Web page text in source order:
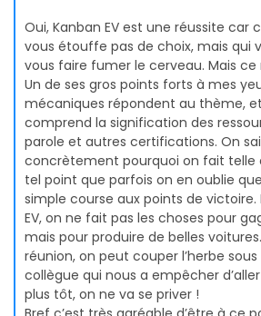
Oui, Kanban EV est une réussite car
vous étouffe pas de choix, mais qui
vous faire fumer le cerveau. Mais ce
Un de ses gros points forts à mes
mécaniques répondent au thème,
comprend la signification des
parole et autres certifications. On
concrètement pourquoi on fait telle
tel point que parfois on en oublie que
simple course aux points de victoire.
EV, on ne fait pas les choses pour
mais pour produire de belles
réunion, on peut couper l’herbe
collègue qui nous a empêcher
plus tôt, on ne va se priver !